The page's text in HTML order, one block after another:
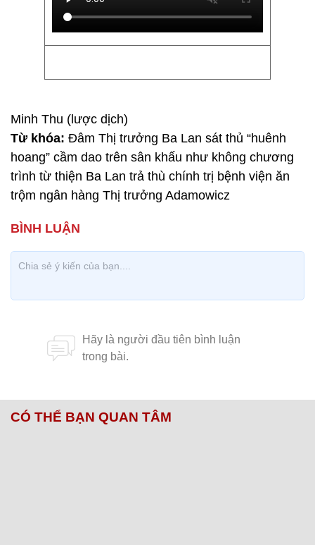
Minh Thu (lược dịch)
Từ khóa: Đâm Thị trưởng Ba Lan sát thủ “huênh
hoang” cầm dao trên sân khấu như không chương
trình từ thiện Ba Lan trả thù chính trị bệnh viện ăn
trộm ngân hàng Thị trưởng Adamowicz
CÓ THỂ BẠN QUAN TÂM